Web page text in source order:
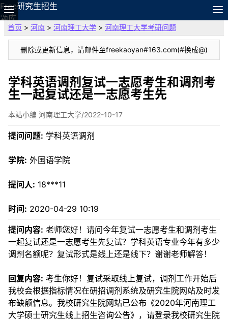
Free研究生招生
题库
故事
专题
论坛
搜索
资料
首页 > 河南 > 河南理工大学 > 河南理工大学考研问题
删除或更新信息，请邮件至freekaoyan#163.com(#换成@)
学科英语调剂复试一志愿考生和调剂考
生一起复试还是一志愿考生先
本站小编 河南理工大学/2022-10-17
提问问题: 学科英语调剂
学院: 外国语学院
提问人: 18***11
时间: 2020-04-29 10:19
提问内容: 老师您好！请问今年复试一志愿考生和调剂考生
一起复试还是一志愿考生先复试？学科英语专业今年有多少
调剂名额呢？复试形式是线上还是线下？谢谢老师解答！
回复内容: 考生你好！复试采取线上复试，调剂工作开始后
我校会根据指标情况在研招调剂系统及研究生院网站及时发
布缺额信息。我校研究生院网站已公布《2020年河南理工
大学硕士研究生线上招生咨询公告》，请登录我校研究生院